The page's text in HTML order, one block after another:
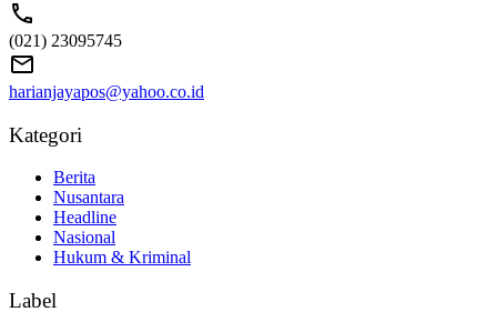
(021) 23095745
harianjayapos@yahoo.co.id
Kategori
Berita
Nusantara
Headline
Nasional
Hukum & Kriminal
Label